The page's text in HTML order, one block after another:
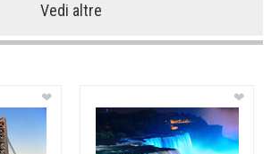
Vedi altre
❤ ❤